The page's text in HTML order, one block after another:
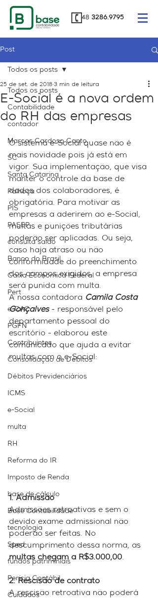
48 3286.9795
Post
Todos os posts
Contabilidade
contador
Marcos Cardoso Canto
SC
Santa Catarina
Palhoça
PIS
PASEP
consulta saldo
Banco do Brasil
Caixa Econômica Federal
Pert
e-CAC
PGFN
Contribuintes
Consolidação de Débitos
Débitos Previdenciários
ICMS
e-Social
multa
RH
Reforma do IR
Imposto de Renda
base de cálculo
Base Contabilidade
tecnologia
Sped
fundos patriminiais
Perícia Contábil
Cuidados
Todos os posts
E-Social é a nova ordem
do RH das empresas
25 de set. de 2018 3 min de leitura
O sistema e-Social quase não é
mais novidade pois já está em
vigor. Sua implementação, que visa
manter o controle da base de
dados dos colaboradores, é
obrigatória. Para motivar as
empresas a aderirem ao e-Social,
multas e punições tributárias
poderão ser aplicadas. Ou seja,
caso haja atraso ou não
conformidade do preenchimento
dos campos exigidos, a empresa
será punida com multa.
A nossa contadora Camila Costa
Gonçalves - responsável pelo
departamento pessoal do
escritório - elaborou este
comunicado que ajuda a evitar
multas com o e-Social:
1. Admissão
Admissões retroativas e sem o
devido exame admissional não
poderão ser feitas. No
descumprimento dessa norma, as
multas chegam a R$3.000,00.
2. Rescisão de contrato
A rescisão retroativa não poderá